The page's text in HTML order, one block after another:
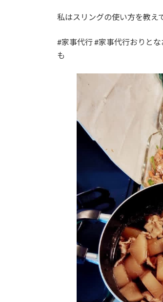
私はスリングの使い方を教え
#家事代行 #家事代行おりと
も